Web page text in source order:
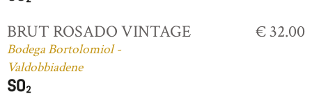
BRUT ROSADO VINTAGE
Bodega Bortolomiol -
Valdobbiadene
€ 32.00